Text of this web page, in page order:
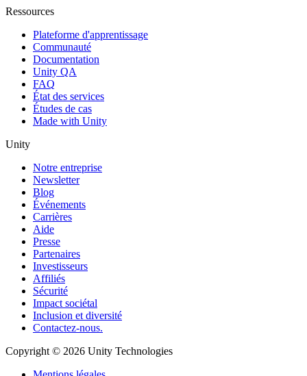
Ressources
Plateforme d'apprentissage
Communauté
Documentation
Unity QA
FAQ
État des services
Études de cas
Made with Unity
Unity
Notre entreprise
Newsletter
Blog
Événements
Carrières
Aide
Presse
Partenaires
Investisseurs
Affiliés
Sécurité
Impact sociétal
Inclusion et diversité
Contactez-nous.
Copyright © 2026 Unity Technologies